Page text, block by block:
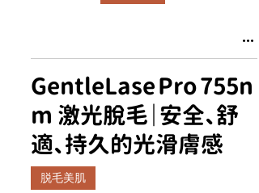
GentleLase Pro 755n
m 激光脫毛｜安全、舒
適、持久的光滑膚感
脱毛美肌